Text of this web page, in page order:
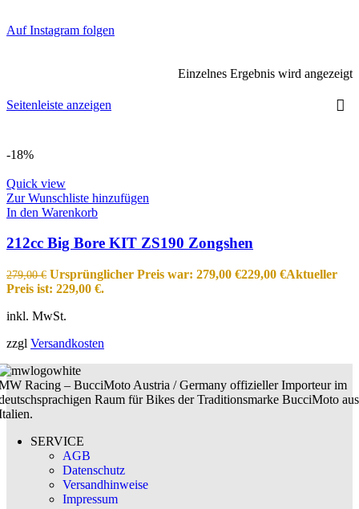
Auf Instagram folgen
Einzelnes Ergebnis wird angezeigt
Seitenleiste anzeigen
-18%
Quick view
Zur Wunschliste hinzufügen
In den Warenkorb
212cc Big Bore KIT ZS190 Zongshen
279,00€ Ursprünglicher Preis war: 279,00 €229,00 €Aktueller
Preis ist: 229,00 €.
inkl. MwSt.
zzgl Versandkosten
Racing – BucciMoto Austria / Germany offizieller Importeur im
Raum für Bikes der Traditionsmarke BucciMoto aus
SERVICE
AGB
Datenschutz
Versandhinweise
Impressum